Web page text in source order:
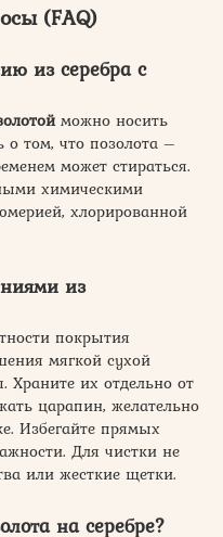
(FAQ)
из серебра с
можно носить
том, что позолота –
может стираться.
химическими
хлорированной
из
покрытия
мягкой сухой
Храните их отдельно от
царапин, желательно
Избегайте прямых
Для чистки не
или жесткие щетки.
на серебре?